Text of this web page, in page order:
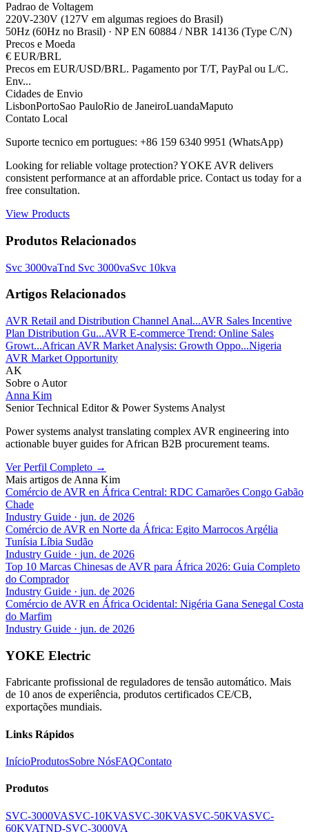
Padrao de Voltagem
220V-230V (127V em algumas regioes do Brasil)
50Hz (60Hz no Brasil) · NP EN 60884 / NBR 14136 (Type C/N)
Precos e Moeda
€ EUR/BRL
Precos em EUR/USD/BRL. Pagamento por T/T, PayPal ou L/C.
Env...
Cidades de Envio
LisbonPortoSao PauloRio de JaneiroLuandaMaputo
Contato Local
Suporte tecnico em portugues: +86 159 6340 9951 (WhatsApp)
Looking for reliable voltage protection? YOKE AVR delivers
consistent performance at an affordable price. Contact us today for a
free consultation.
View Products
Produtos Relacionados
Svc 3000vaTnd Svc 3000vaSvc 10kva
Artigos Relacionados
AVR Retail and Distribution Channel Anal...AVR Sales Incentive
Plan Distribution Gu...AVR E-commerce Trend: Online Sales
Growt...African AVR Market Analysis: Growth Oppo...Nigeria
AVR Market Opportunity
AK
Sobre o Autor
Anna Kim
Senior Technical Editor & Power Systems Analyst
Power systems analyst translating complex AVR engineering into
actionable buyer guides for African B2B procurement teams.
Ver Perfil Completo →
Mais artigos de Anna Kim
Comércio de AVR en África Central: RDC Camarões Congo Gabão
Chade
Industry Guide · jun. de 2026
Comércio de AVR en Norte da África: Egito Marrocos Argélia
Tunísia Líbia Sudão
Industry Guide · jun. de 2026
Top 10 Marcas Chinesas de AVR para África 2026: Guia Completo
do Comprador
Industry Guide · jun. de 2026
Comércio de AVR en África Ocidental: Nigéria Gana Senegal Costa
do Marfim
Industry Guide · jun. de 2026
YOKE Electric
Fabricante profissional de reguladores de tensão automático. Mais
de 10 anos de experiência, produtos certificados CE/CB,
exportações mundiais.
Links Rápidos
InícioProdutosSobre NósFAQContato
Produtos
SVC-3000VASVC-10KVASVC-30KVASVC-50KVASVC-
60KVATND-SVC-3000VA